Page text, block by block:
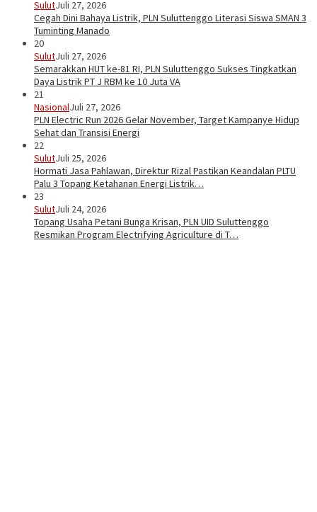
SulutJuli 27, 2026
Cegah Dini Bahaya Listrik, PLN Suluttenggo Literasi Siswa SMAN 3
Tuminting Manado
20
SulutJuli 27, 2026
Semarakkan HUT ke-81 RI, PLN Suluttenggo Sukses Tingkatkan
Daya Listrik PT J RBM ke 10 Juta VA
21
NasionalJuli 27, 2026
PLN Electric Run 2026 Gelar November, Target Kampanye Hidup
Sehat dan Transisi Energi
22
SulutJuli 25, 2026
Hormati Jasa Pahlawan, Direktur Rizal Pastikan Keandalan PLTU
Palu 3 Topang Ketahanan Energi Listrik…
23
SulutJuli 24, 2026
Topang Usaha Petani Bunga Krisan, PLN UID Suluttenggo
Resmikan Program Electrifying Agriculture di T…